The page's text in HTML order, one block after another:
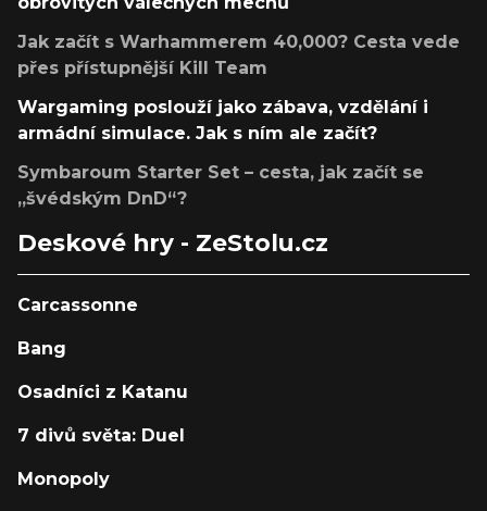
Jak začít s Warhammerem 40,000? Cesta vede
přes přístupnější Kill Team
Wargaming poslouží jako zábava, vzdělání i
armádní simulace. Jak s ním ale začít?
Symbaroum Starter Set – cesta, jak začít se
„švédským DnD“?
Deskové hry - ZeStolu.cz
Carcassonne
Bang
Osadníci z Katanu
7 divů světa: Duel
Monopoly